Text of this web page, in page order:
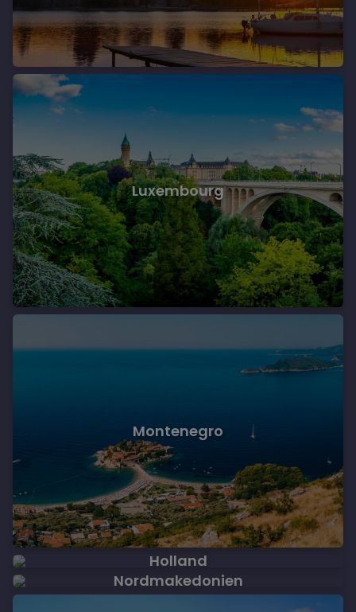
Luxembourg
Montenegro
Holland
Nordmakedonien